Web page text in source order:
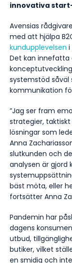
innovativa
Avensias
med att hjälpa
kundupplevelsen i
Det kan
systemstöd såväl
kommunikation
”Jag ser fram
strategier,
lösningar som
Anna
slutkunden och
analysen är gjord
bäst möta, eller
fortsätter Anna
Pandemin har
dagens
utbud,
butiker, vilket
en smidig och